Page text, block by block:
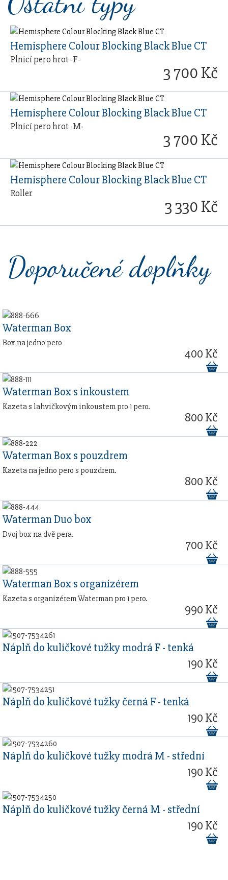
Hemisphere Colour Blocking Black Blue CT
Plnicí pero hrot -F-
3 700 Kč
Hemisphere Colour Blocking Black Blue CT
Plnicí pero hrot -M-
3 700 Kč
Hemisphere Colour Blocking Black Blue CT
Roller
3 330 Kč
Doporučené doplňky
Waterman Box
Box na jedno pero
400 Kč
Waterman Box s inkoustem
Kazeta s lahvičkovým inkoustem pro 1 pero.
800 Kč
Waterman Box s pouzdrem
Kazeta na jedno pero s pouzdrem.
800 Kč
Waterman Duo box
Dvoj box na dvě pera.
700 Kč
Waterman Box s organizérem
Kazeta s organizérem Waterman pro 1 pero.
990 Kč
Náplň do kuličkové tužky modrá F - tenká
190 Kč
Náplň do kuličkové tužky černá F - tenká
190 Kč
Náplň do kuličkové tužky modrá M - střední
190 Kč
Náplň do kuličkové tužky černá M - střední
190 Kč